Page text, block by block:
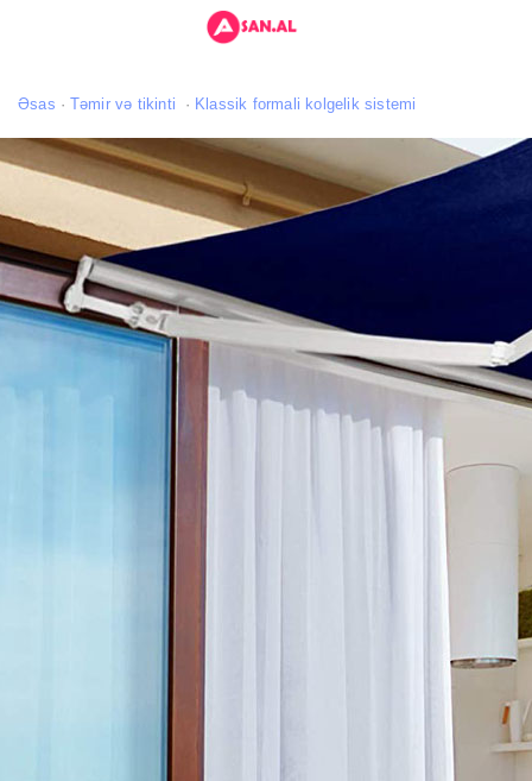
Əsas Təmir və tikinti Klassik formali kolgelik sistemi